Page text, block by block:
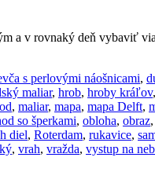
a v rovnaký deň vybaviť
s perlovými náošnicami,
maliar, hrob, hroby kráľov,
, maliar, mapa, mapa Delft,
so šperkami, obloha, obraz,
diel, Roterdam, rukavice,
, vrah, vražda, vystup na